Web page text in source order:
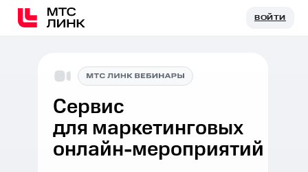
ВОЙТИВОЙТИ
Cервис
для маркетинговых
онлайн-мероприятий